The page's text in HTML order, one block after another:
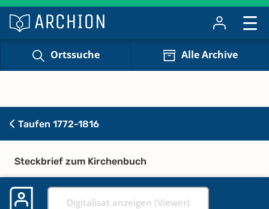
Ortssuche Alle Archive
Taufen 1772-1816
Steckbrief zum Kirchenbuch
Digitalisat anzeigen (Viewer)